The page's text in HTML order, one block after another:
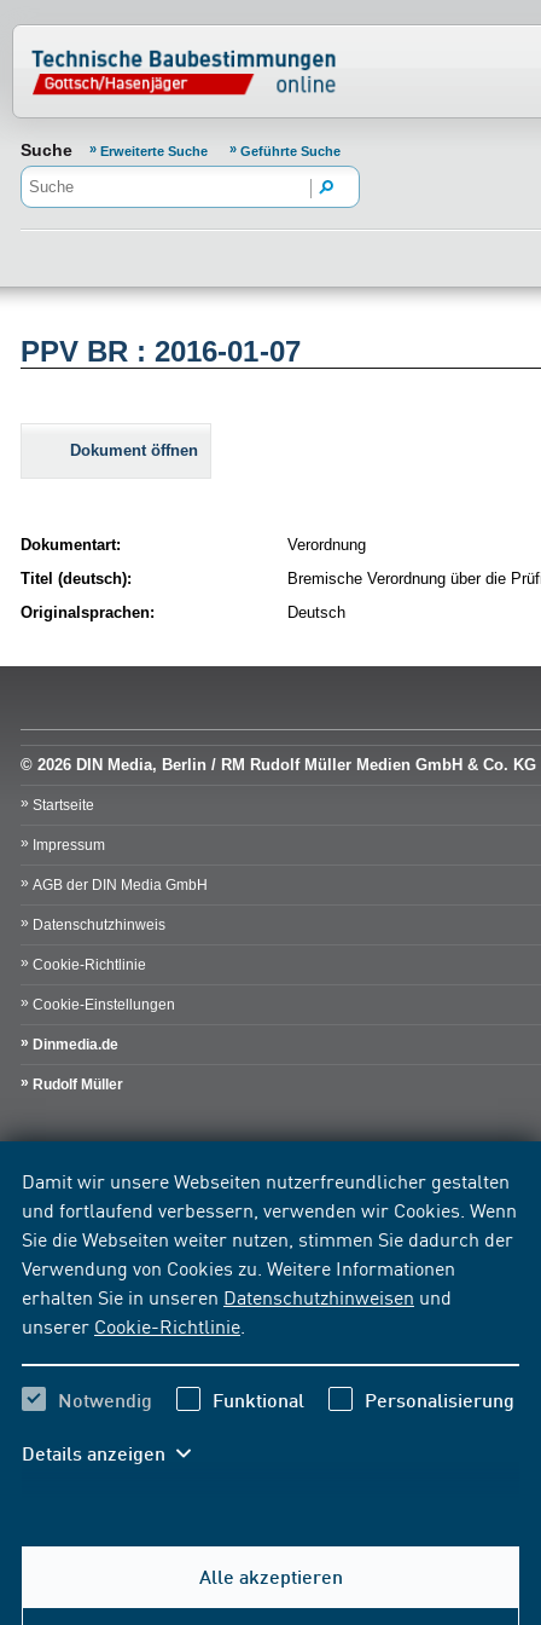
Damit wir unsere Webseiten nutzerfreundlicher gestalten
und fortlaufend verbessern, verwenden wir Cookies. Wenn
Sie die Webseiten weiter nutzen, stimmen Sie dadurch der
Verwendung von Cookies zu. Weitere Informationen
erhalten Sie in unseren Datenschutzhinweisen und
unserer Cookie-Richtlinie
Notwendig Funktional Personalisierung
Details anzeigen
Alle akzeptieren
Normenportal Barrierefreiheit
Suche Erweiterte Suche Geführte Suche
PPV BR : 2016-01-07
Dokument öffnen
Dokumentart:
Verordnung
Titel (deutsch):
Bremische Verordnung über die
Originalsprachen:
Deutsch
© 2026 DIN Media, Berlin / RM Rudolf Müller Medien GmbH & Co. KG
Startseite
Impressum
AGB der DIN Media GmbH
Datenschutzhinweis
Cookie-Richtlinie
Cookie-Einstellungen
Dinmedia.de
Rudolf Müller
Hilfe & Kontakt